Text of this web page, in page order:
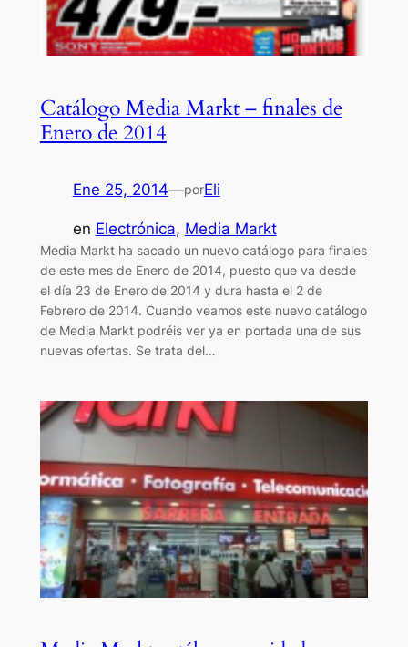
Catálogo Media Markt – finales de
Enero de 2014
Ene 25, 2014—porEli
en Electrónica, Media Markt
Media Markt ha sacado un nuevo catálogo para finales
de este mes de Enero de 2014, puesto que va desde
el día 23 de Enero de 2014 y dura hasta el 2 de
Febrero de 2014. Cuando veamos este nuevo catálogo
de Media Markt podréis ver ya en portada una de sus
nuevas ofertas. Se trata del…